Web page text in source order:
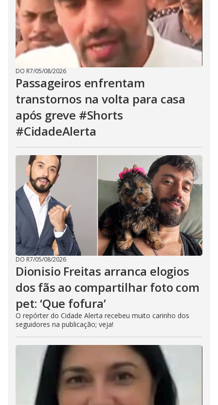
DO R7/05/08/2026
Passageiros enfrentam
transtornos na volta para casa
após greve #Shorts
#CidadeAlerta
DO R7/05/08/2026
Dionisio Freitas arranca elogios
dos fãs ao compartilhar foto com
pet: ‘Que fofura’
O repórter do Cidade Alerta recebeu muito carinho dos
seguidores na publicação; veja!